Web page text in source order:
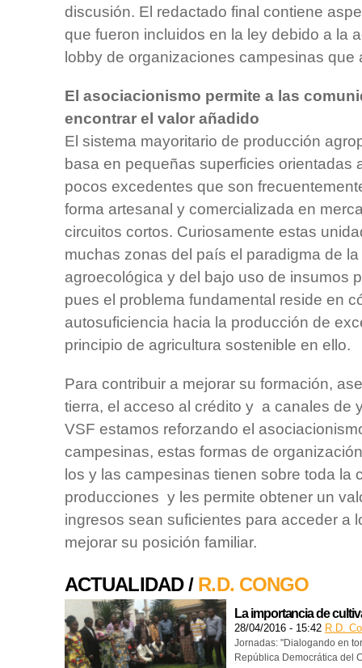
discusión. El redactado final contiene
que fueron incluidos en la ley debido a la
lobby de organizaciones campesinas que
El asociacionismo permite a las
encontrar el valor añadido
El sistema mayoritario de producción
basa en pequeñas superficies orientadas
pocos excedentes que son
forma artesanal y comercializada en
circuitos cortos. Curiosamente estas
muchas zonas del país el paradigma de
agroecológica y del bajo uso de insumos
pues el problema fundamental reside en
autosuficiencia hacia la producción de
principio de agricultura sostenible en ello.
Para contribuir a mejorar su formación,
tierra, el acceso al crédito y a canales de
VSF estamos reforzando el
campesinas, estas formas de
los y las campesinas tienen sobre toda la
producciones y les permite obtener un
ingresos sean suficientes para acceder a
mejorar su posición familiar.
ACTUALIDAD / R.D. CONGO
La importancia de
28/04/2016 - 15:42 R.D.
Jornadas: "Dialogando en
República Democrática del